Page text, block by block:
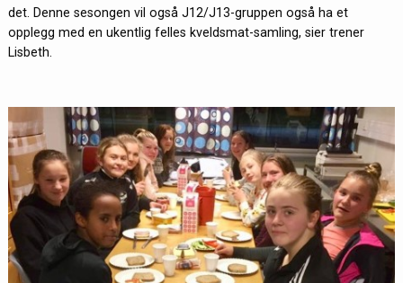
det. Denne sesongen vil også J12/J13-gruppen også ha et
opplegg med en ukentlig felles kveldsmat-samling, sier trener
Lisbeth.